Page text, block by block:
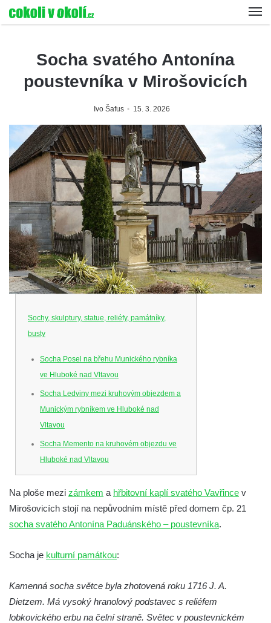
Socha svatého Antonína
poustevníka v Mirošovicích
Ivo Šafus 15. 3. 2026
Sochy, skulptury, statue, reliéfy, památníky,
busty
Socha Posel na břehu Munického rybníka
ve Hluboké nad Vltavou
Socha Ledviny mezi kruhovým objezdem a
Munickým rybníkem ve Hluboké nad
Vltavou
Socha Memento na kruhovém objezdu ve
Hluboké nad Vltavou
Socha Chalikotérium v ZOO Hluboká
Socha Smilodon v ZOO Hluboká
Socha Veledaněk v ZOO Hluboká
Socha Plejtvák obrovský v ZOO Hluboká
Socha Mamutí lebka v ZOO Hluboká
Socha Mamut srstnatý v ZOO Hluboká
Na ploše mezi zámkem a hřbitovní kaplí svatého Vavřince v
Mirošovicích stojí na nepůvodním místě před domem čp. 21
socha svatého Antonína Paduánského – poustevníka.
Socha je kulturní památkou:
Kamenná socha světce byla zhotovená roku 1716 J. A.
Dietzem. Má vysoký hranolový podstavec s reliéfem
lobkovického erbu na čelní straně. Světec v poustevnickém